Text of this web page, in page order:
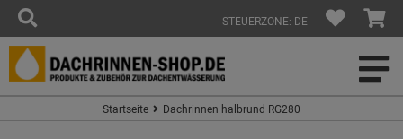
STEUERZONE: DE
Startseite Dachrinnen halbrund RG280